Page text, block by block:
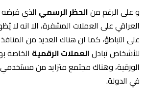
و على الرغم منالحظر الرسميالذي فرضه
العراقي على العملات المشفرة، الا انه لا
على التباطؤ، كما ان هناك العديد من
للأشخاص تبادلالعملات الرقميةالخاصة
الورقية، وهناك مجتمع متزايد من
في الدولة.